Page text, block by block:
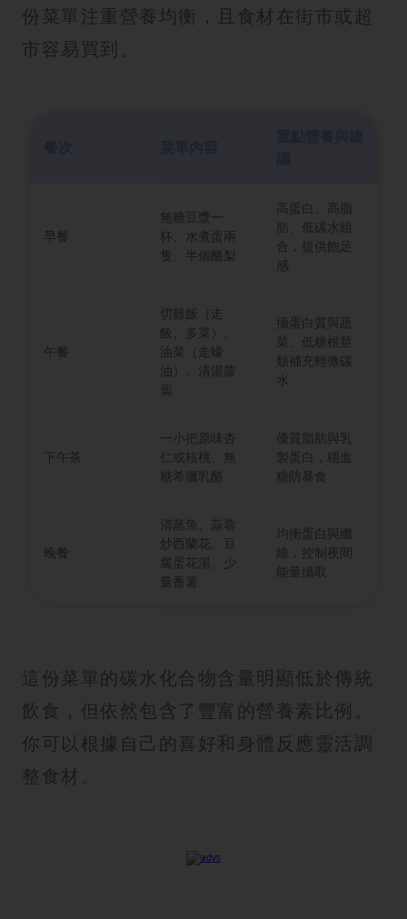
份菜單注重營養均衡，且食材在街市或超
市容易買到。
早餐
無糖豆漿一
杯、水煮蛋兩
隻、半個酪梨
高蛋白、高脂
肪、低碳水組
合，提供飽足
感
午餐
切雞飯（走
飯、多菜）、
油菜（走蠔
油）、清湯蘿
蔔
攝蛋白質與蔬
菜、低糖根莖
類補充輕微碳
水
下午茶
一小把原味杏
仁或核桃、無
糖希臘乳酪
優質脂肪與乳
製蛋白，穩血
糖防暴食
晚餐
清蒸魚、蒜蓉
炒西蘭花、豆
腐蛋花湯、少
量番薯
均衡蛋白與纖
維，控制夜間
能量攝取
這份菜單的碳水化合物含量明顯低於傳統
飲食，但依然包含了豐富的營養素比例。
你可以根據自己的喜好和身體反應靈活調
整食材。